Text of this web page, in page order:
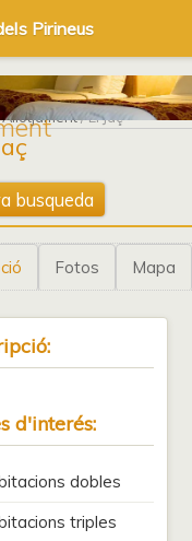
Allotjament/ El Jaç
busqueda
Fotos Mapa
d'interés:
dobles
triples